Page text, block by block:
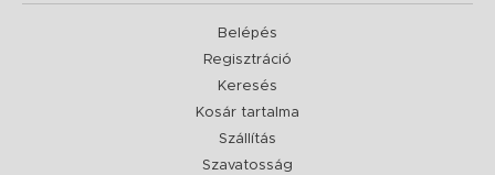
Belépés
Regisztráció
Keresés
Kosár tartalma
Szállítás
Szavatosság